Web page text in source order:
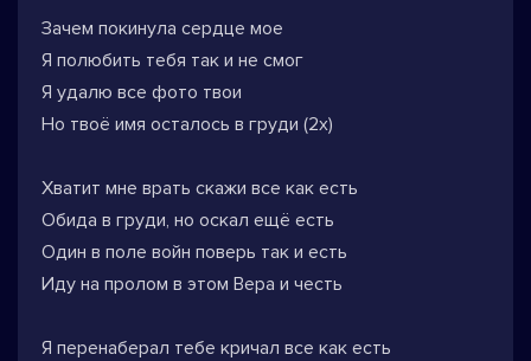
Зачем покинула сердце мое
Я полюбить тебя так и не смог
Я удалю все фото твои
Но твоё имя осталось в груди (2x)
Хватит мне врать скажи все как есть
Обида в груди, но оскал ещё есть
Один в поле войн поверь так и есть
Иду на пролом в этом Вера и честь
Я перенаберал тебе кричал все как есть